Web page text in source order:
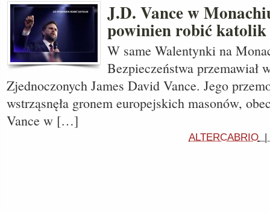
J.D. Vance w
powinien robić katolik
W same Walentynki na
Bezpieczeństwa przemawiał
Zjednoczonych James David Vance. Jego
wstrząsnęła gronem europejskich masonów,
Vance w […]
ALTERCABRIO